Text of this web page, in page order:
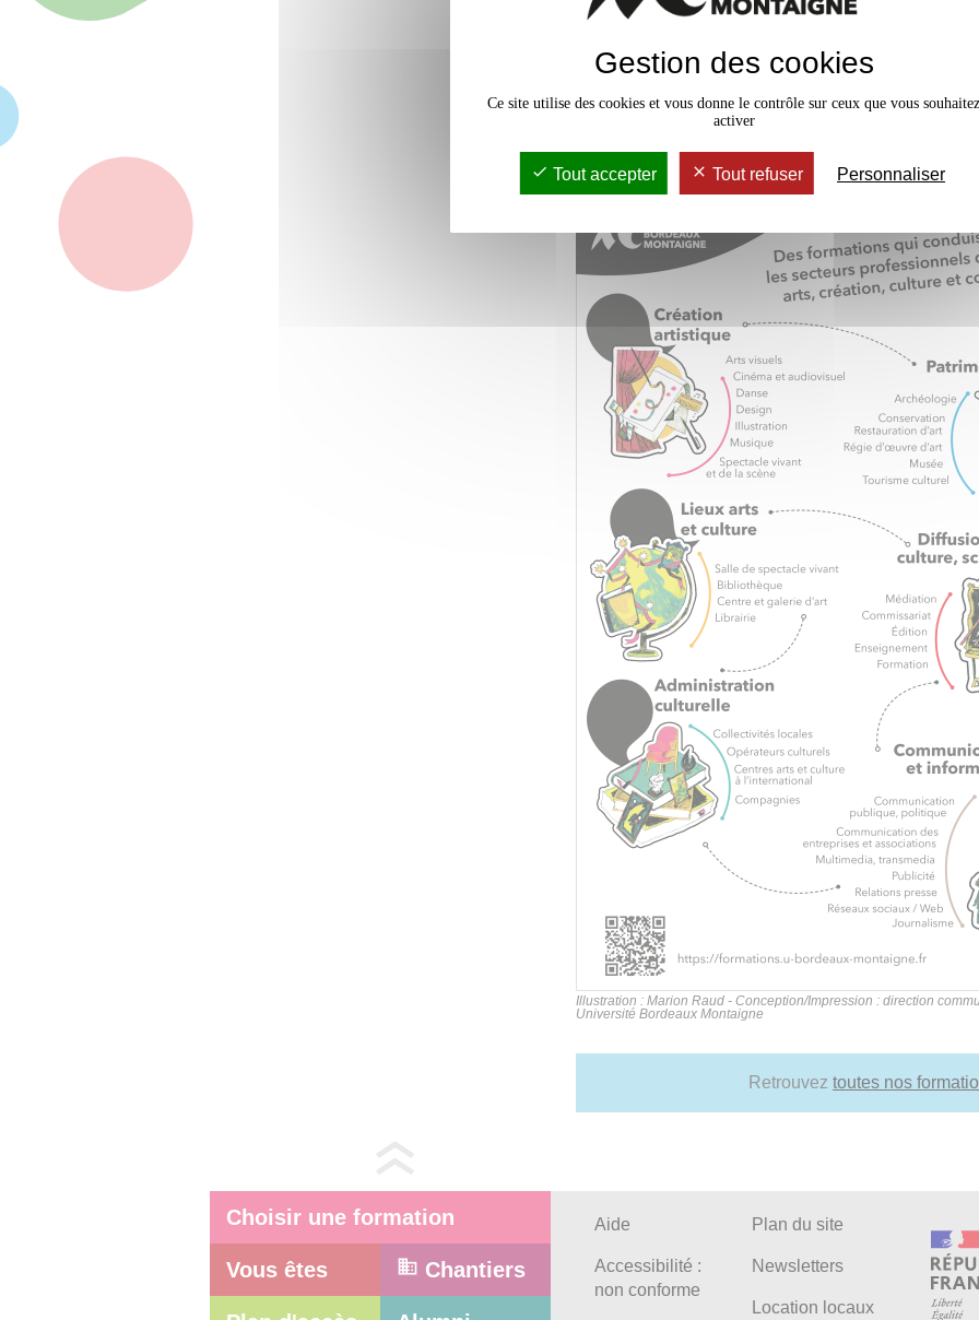
Cliquer pour télécharger le supplément
Nos formations conduisent à
professionnels des domaines
communication
Illustration : Marion Raud - Conception/Impression : direction
Université Bordeaux Montaigne
Retrouvez toutes nos
Choisir une formation
Vous êtes Chantiers
Aide
Accessibilité :
non conforme
Plan du site
Newsletters
Location locaux
Gestion des cookies
Ce site utilise des cookies et vous donne le contrôle sur ceux que vous souhaitez
activer
Tout accepter Tout refuser Personnaliser